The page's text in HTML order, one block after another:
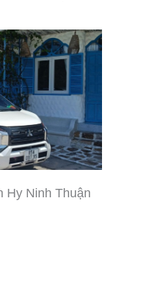
Hy Ninh Thuận